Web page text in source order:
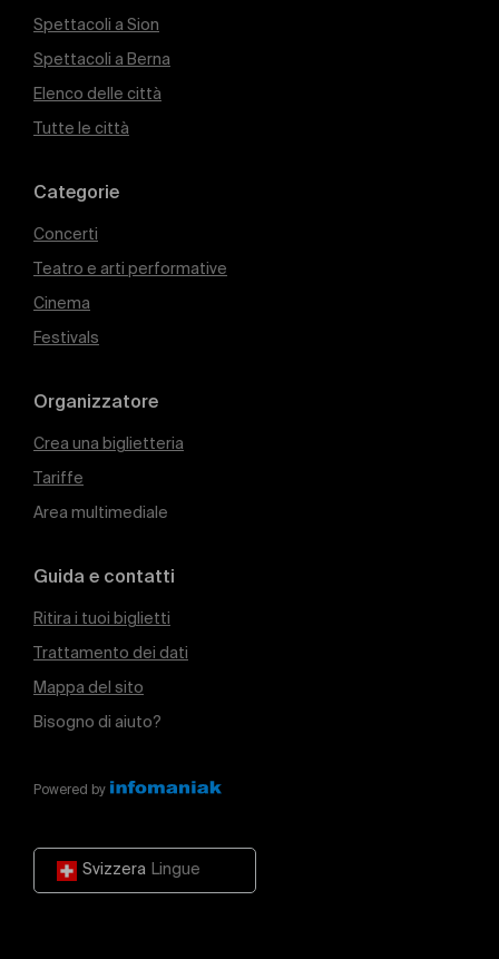
Spettacoli a Sion
Spettacoli a Berna
Elenco delle città
Tutte le città
Categorie
Concerti
Teatro e arti performative
Cinema
Festivals
Organizzatore
Crea una biglietteria
Tariffe
Area multimediale
Guida e contatti
Ritira i tuoi biglietti
Trattamento dei dati
Mappa del sito
Bisogno di aiuto?
Powered by
Svizzera Lingue